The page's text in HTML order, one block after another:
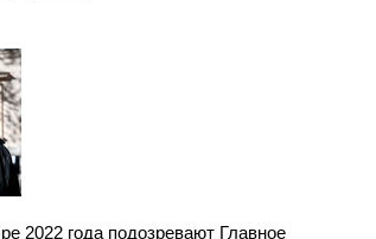
2022 года подозревают Главное